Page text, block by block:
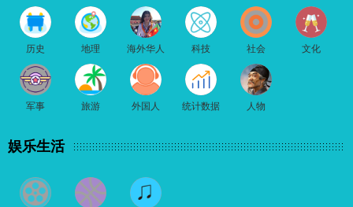
历史 地理 海外华人 科技 社会 文化
军事 旅游 外国人 统计数据 人物
娱乐生活